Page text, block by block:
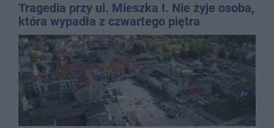
Tragedia przy ul. Mieszka I. Nie żyje osoba,
która wypadła z czwartego piętra